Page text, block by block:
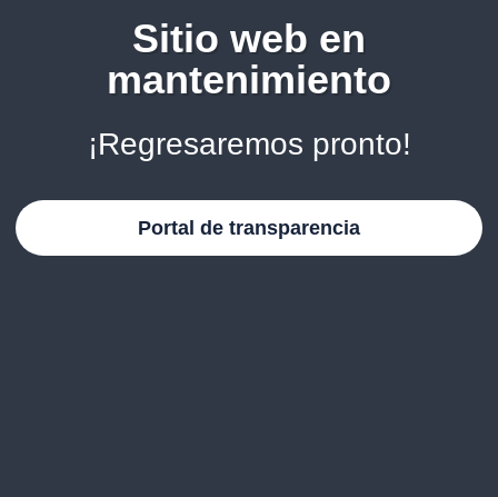
Sitio web en
mantenimiento
¡Regresaremos pronto!
Portal de transparencia